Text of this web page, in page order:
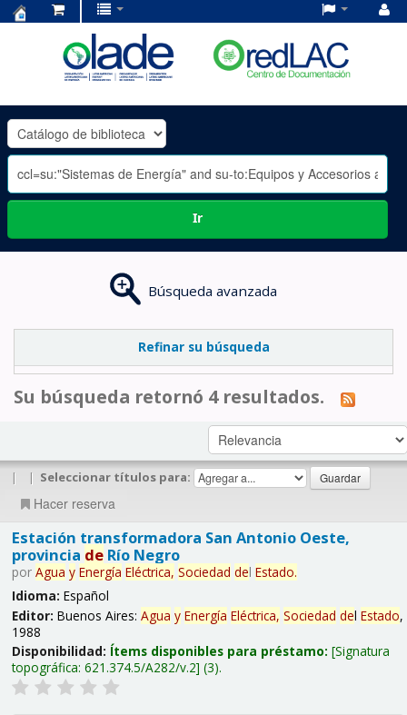
OLADE
-
Ir
Búsqueda avanzada
Refinar su búsqueda
Su búsqueda retornó 4 resultados.
| | Seleccionar títulos para:
Hacer reserva
Estación transformadora San Antonio Oeste,
provincia deRío Negro
por Agua y Energía Eléctrica, Sociedad del Estado.
Idioma: Español
Editor: Buenos Aires: Agua y Energía Eléctrica, Sociedad del Estado,
1988
Disponibilidad: Ítems disponibles para préstamo: Signatura
topográfica: 621.374.5/A282/v.2 (3).